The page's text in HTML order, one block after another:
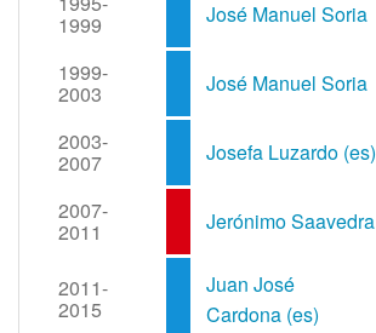
1999 José Manuel Soria
1999-
2003 José Manuel Soria
2003-
2007 Josefa Luzardo (es)
2007-
2011 Jerónimo Saavedra
2011-
2015
Juan José
Cardona (es)